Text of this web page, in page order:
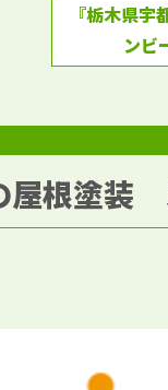
『栃木県
ンビ
屋根塗装